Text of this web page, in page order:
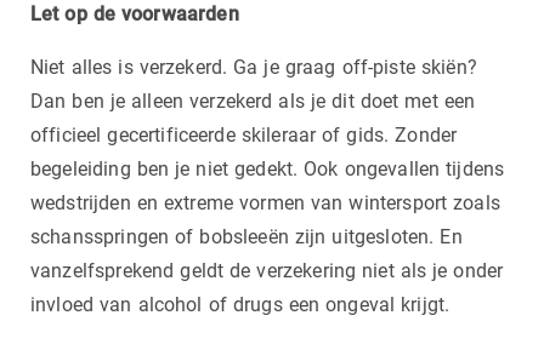
Let op de voorwaarden
Niet alles is verzekerd. Ga je graag off-piste skiën?
Dan ben je alleen verzekerd als je dit doet met een
officieel gecertificeerde skileraar of gids. Zonder
begeleiding ben je niet gedekt. Ook ongevallen tijdens
wedstrijden en extreme vormen van wintersport zoals
schansspringen of bobsleeën zijn uitgesloten. En
vanzelfsprekend geldt de verzekering niet als je onder
invloed van alcohol of drugs een ongeval krijgt.